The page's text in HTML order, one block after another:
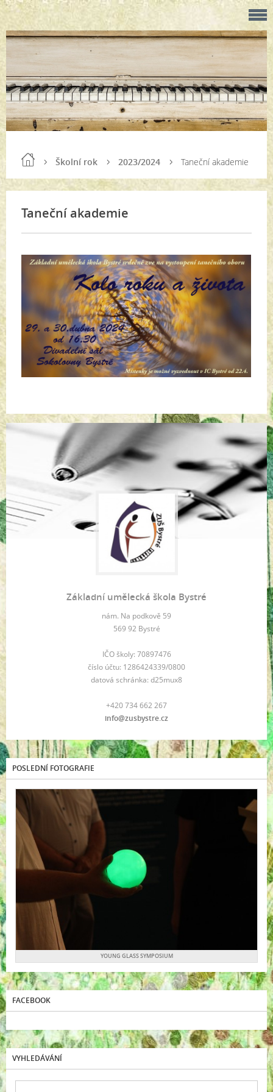
Školní rok 2023/2024 Taneční akademie
Taneční akademie
Základní umělecká škola Bystré
nám. Na podkově 59
569 92 Bystré
IČO školy: 70897476
číslo účtu: 1286424339/0800
datová schránka: d25mux8
+420 734 662 267
info@zusbystre.cz
POSLEDNÍ FOTOGRAFIE
YOUNG GLASS SYMPOSIUM
FACEBOOK
VYHLEDÁVÁNÍ